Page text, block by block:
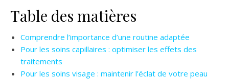
Table des matières
Comprendre l’importance d’une routine adaptée
Pour les soins capillaires : optimiser les effets des
traitements
Pour les soins visage : maintenir l’éclat de votre peau